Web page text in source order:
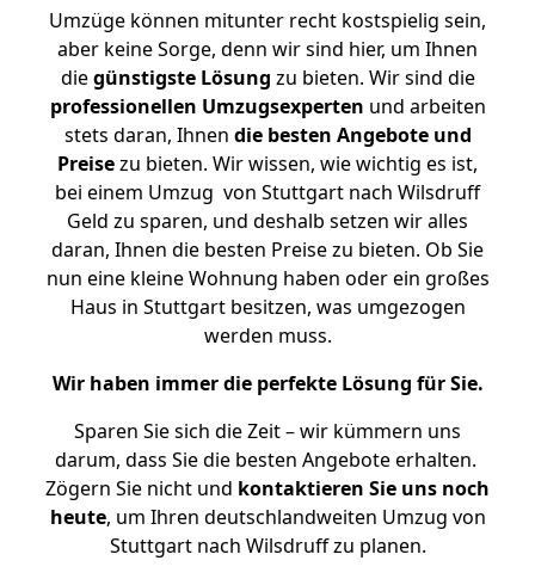
Umzüge können mitunter recht kostspielig sein,
aber keine Sorge, denn wir sind hier, um Ihnen
diegünstigste Lösung zu bieten. Wir sind die
professionellen Umzugsexperten und arbeiten
stets daran, Ihnen die besten Angebote und
Preisezu bieten. Wir wissen, wie wichtig es ist,
bei einem Umzug von Stuttgart nach Wilsdruff
Geld zu sparen, und deshalb setzen wir alles
daran, Ihnen die besten Preise zu bieten. Ob Sie
nun eine kleine Wohnung haben oder ein großes
Haus in Stuttgart besitzen, was umgezogen
werden muss.
Wir haben immer die perfekte Lösung für Sie.
Sparen Sie sich die Zeit – wir kümmern uns
darum, dass Sie die besten Angebote erhalten.
Zögern Sie nicht und kontaktieren Sie uns noch
heute, um Ihren deutschlandweiten Umzug von
Stuttgart nach Wilsdruff zu planen.